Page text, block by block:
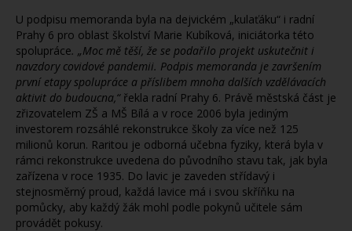
U podpisu memoranda byla na dejvickém „kulaťáku“ i radní
Prahy 6 pro oblast školství Marie Kubíková, iniciátorka této
spolupráce. „Moc mě těší, že se podařilo projekt uskutečnit i
navzdory covidové pandemii. Podpis memoranda je završením
první etapy spolupráce a příslibem mnoha dalších vzdělávacích
aktivit do budoucna,“řekla radní Prahy 6. Právě městská část je
zřizovatelem ZŠ a MŠ Bílá a v roce 2006 byla jediným
investorem rozsáhlé rekonstrukce školy za více než 125
milionů korun. Raritou je odborná učebna fyziky, která byla v
rámci rekonstrukce uvedena do původního stavu tak, jak byla
zařízena v roce 1935. Do lavic je zaveden střídavý i
stejnosměrný proud, každá lavice má i svou skříňku na
pomůcky, aby každý žák mohl podle pokynů učitele sám
provádět pokusy.